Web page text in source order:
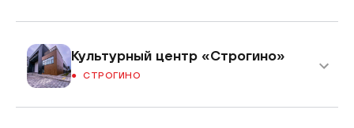
Культурный центр «Строгино»
СТРОГИНО